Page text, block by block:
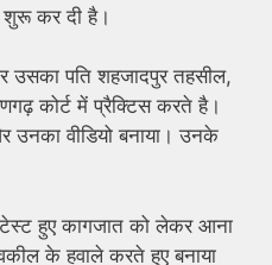
कर दी है।
उसका पति शहजादपुर तहसील,
कोर्ट में प्रैक्टिस करते है।
वीडियो बनाया। उनके
हुए कागजात को लेकर आना
के हवाले करते हुए बनाया